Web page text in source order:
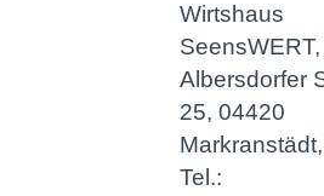
Wirtshaus
SeensWERT,
Albersdorfer
25, 04420
Markranstädt,
Tel.: